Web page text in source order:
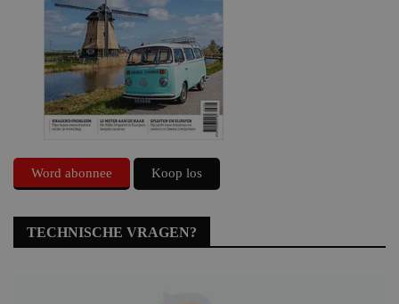
Word abonnee Koop los
TECHNISCHE VRAGEN?